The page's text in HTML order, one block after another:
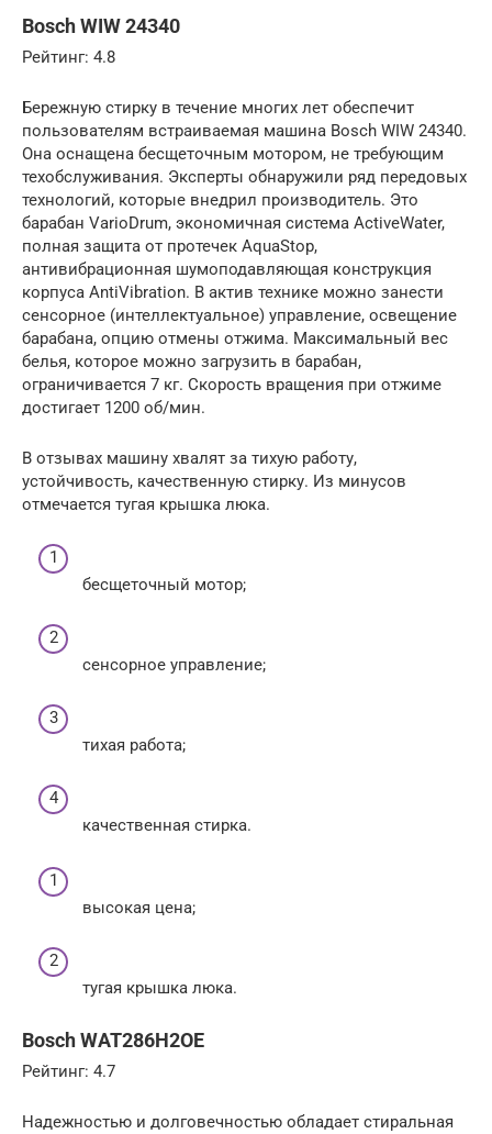
Bosch WIW 24340
Рейтинг: 4.8
Бережную стирку в течение многих лет обеспечит
пользователям встраиваемая машина Bosch WIW 24340.
Она оснащена бесщеточным мотором, не требующим
техобслуживания. Эксперты обнаружили ряд передовых
технологий, которые внедрил производитель. Это
барабан VarioDrum, экономичная система ActiveWater,
полная защита от протечек AquaStop,
антивибрационная шумоподавляющая конструкция
корпуса AntiVibration. В актив технике можно занести
сенсорное (интеллектуальное) управление, освещение
барабана, опцию отмены отжима. Максимальный вес
белья, которое можно загрузить в барабан,
ограничивается 7 кг. Скорость вращения при отжиме
достигает 1200 об/мин.
В отзывах машину хвалят за тихую работу,
устойчивость, качественную стирку. Из минусов
отмечается тугая крышка люка.
бесщеточный мотор;
сенсорное управление;
тихая работа;
качественная стирка.
высокая цена;
тугая крышка люка.
Bosch WAT286H2OE
Рейтинг: 4.7
Надежностью и долговечностью обладает стиральная